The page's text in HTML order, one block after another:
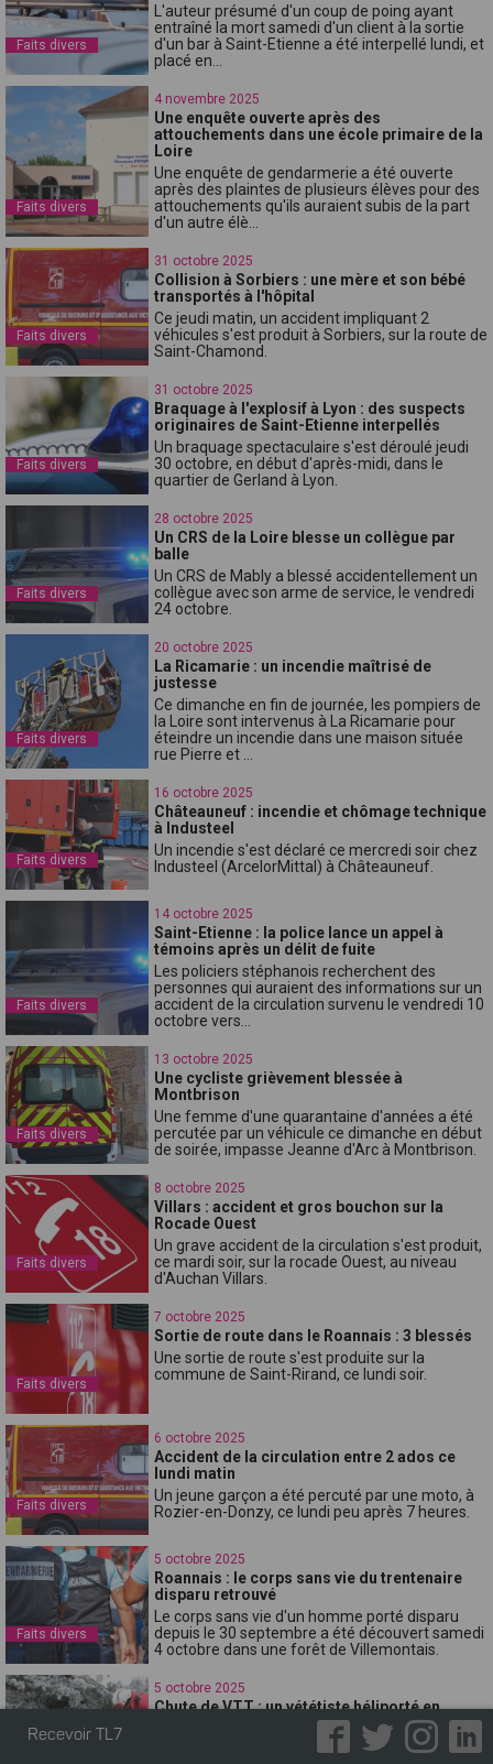
Faits divers
L'auteur présumé d'un coup de poing ayant
entraîné la mort samedi d'un client à la sortie
d'un bar à Saint-Etienne a été interpellé lundi, et
placé en...
Faits divers
4 novembre 2025
Une enquête ouverte après des
attouchements dans une école primaire de la
Loire
Une enquête de gendarmerie a été ouverte
après des plaintes de plusieurs élèves pour des
attouchements qu'ils auraient subis de la part
d'un autre élè...
Faits divers
31 octobre 2025
Collision à Sorbiers : une mère et son bébé
transportés à l'hôpital
Ce jeudi matin, un accident impliquant 2
véhicules s'est produit à Sorbiers, sur la route de
Saint-Chamond.
Faits divers
31 octobre 2025
Braquage à l'explosif à Lyon : des suspects
originaires de Saint-Etienne interpellés
Un braquage spectaculaire s'est déroulé jeudi
30 octobre, en début d'après-midi, dans le
quartier de Gerland à Lyon.
Faits divers
28 octobre 2025
Un CRS de la Loire blesse un collègue par
balle
Un CRS de Mably a blessé accidentellement un
collègue avec son arme de service, le vendredi
24 octobre.
Faits divers
20 octobre 2025
La Ricamarie : un incendie maîtrisé de
justesse
Ce dimanche en fin de journée, les pompiers de
la Loire sont intervenus à La Ricamarie pour
éteindre un incendie dans une maison située
rue Pierre et ...
Faits divers
16 octobre 2025
Châteauneuf : incendie et chômage technique
à Industeel
Un incendie s'est déclaré ce mercredi soir chez
Industeel (ArcelorMittal) à Châteauneuf.
Faits divers
14 octobre 2025
Saint-Etienne : la police lance un appel à
témoins après un délit de fuite
Les policiers stéphanois recherchent des
personnes qui auraient des informations sur un
accident de la circulation survenu le vendredi 10
octobre vers...
Faits divers
13 octobre 2025
Une cycliste grièvement blessée à
Montbrison
Une femme d'une quarantaine d'années a été
percutée par un véhicule ce dimanche en début
de soirée, impasse Jeanne d'Arc à Montbrison.
Faits divers
8 octobre 2025
Villars : accident et gros bouchon sur la
Rocade Ouest
Un grave accident de la circulation s'est produit,
ce mardi soir, sur la rocade Ouest, au niveau
d'Auchan Villars.
Faits divers
7 octobre 2025
Sortie de route dans le Roannais : 3 blessés
Une sortie de route s'est produite sur la
commune de Saint-Rirand, ce lundi soir.
Faits divers
6 octobre 2025
Accident de la circulation entre 2 ados ce
lundi matin
Un jeune garçon a été percuté par une moto, à
Rozier-en-Donzy, ce lundi peu après 7 heures.
Faits divers
5 octobre 2025
Roannais : le corps sans vie du trentenaire
disparu retrouvé
Le corps sans vie d'un homme porté disparu
depuis le 30 septembre a été découvert samedi
4 octobre dans une forêt de Villemontais.
5 octobre 2025
Chute de VTT : un vététiste héliporté en
Dimanche matin, un vététiste a lourdement
Recevoir TL7